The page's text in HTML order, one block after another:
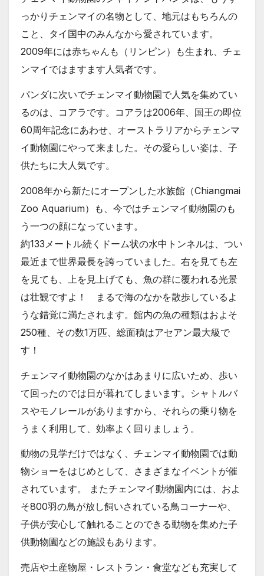
っかりチェンマイの名物として、地元はもちろんの
こと、タイ国中のみんなから愛されています。
2009年には赤ちゃんも（リンピン）も生まれ、チェ
ンマイではますます人気者です。
パンダに次いでチェンマイ動物園で人気を集めてい
るのは、コアラです。コアラは2006年、国王の即位
60周年記念にあわせ、オーストラリアからチェンマ
イ動物園にやって来ました。その愛らしい姿は、子
供たちに大人気です。
2008年から新たにオープンした水族館（Chiangmai
Zoo Aquarium）も、今ではチェンマイ動物園のも
う一つの顔になっています。
約133メートル続くドーム状の水中トンネルは、つい
最近まで世界最長を誇っていました。右を見ても左
を見ても、上を見上げても、魚の群に覆われる光景
は壮観ですよ！ まるで海のなかを散歩しているよ
うな錯覚に満たされます。館内の魚の種類はおよそ
250種、その数1万匹、総面積はアセアン最大級で
す！
チェンマイ動物園のなかはあまりに広いため、歩い
て回ったのでは日が暮れてしまいます。シャトルバ
スやモノレールがありますから、それらの乗り物を
うまく利用して、効率よく回りましょう。
動物の見学だけではなく、チェンマイ動物園では動
物ショーをはじめとして、さまざまなイベントが催
されています。 またチェンマイ動物園内には、およ
そ800羽の鳥が放し飼いされている鳥コーナーや、
子供が安心して触れることのできる動物を集めた子
供動物園などの施設もあります。
売店や土産物屋・レストラン・食堂なども充実して